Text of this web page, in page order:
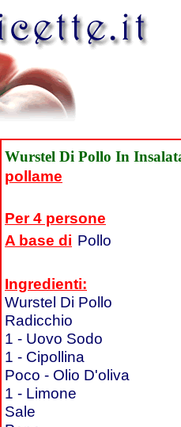
Wurstel Di Pollo In
pollame
Per 4 persone
A base di Pollo
Ingredienti:
Wurstel Di Pollo
Radicchio
1 - Uovo Sodo
1 - Cipollina
Poco - Olio D'oliva
1 - Limone
Sale